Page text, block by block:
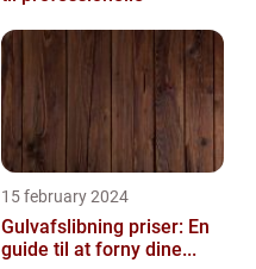
15 february 2024
Gulvafslibning priser: En
guide til at forny dine...